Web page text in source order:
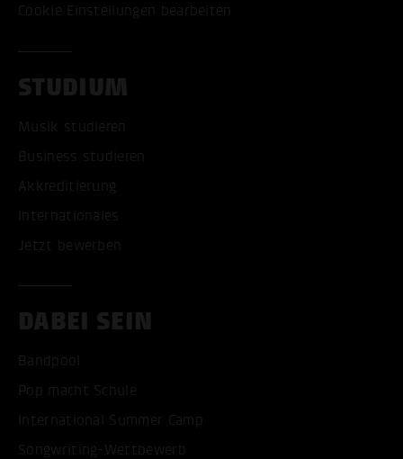
Cookie Einstellungen bearbeiten
STUDIUM
Musik studieren
Business studieren
Akkreditierung
Internationales
Jetzt bewerben
DABEI SEIN
Bandpool
Pop macht Schule
International Summer Camp
Songwriting-Wettbewerb